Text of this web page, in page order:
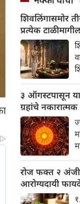
शिवलिंगासमोर
प्रत्येक
३ ऑगस्टपासून
ग्रहांचे
दिवसांची सुरुवात
रोज फक्त २
आरोग्यदायी